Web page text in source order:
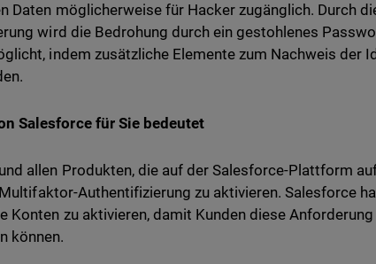
Daten möglicherweise für Hacker zugänglich. Durch
wird die Bedrohung durch ein gestohlenes
indem zusätzliche Elemente zum Nachweis der
Salesforce für Sie bedeutet
allen Produkten, die auf der Salesforce-Plattform
Authentifizierung zu aktivieren. Salesforce
Konten zu aktivieren, damit Kunden diese
können.